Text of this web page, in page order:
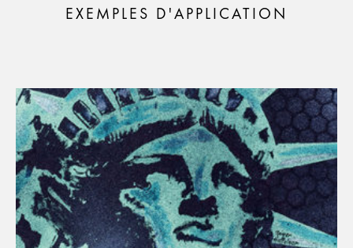
EXEMPLES D'APPLICATION